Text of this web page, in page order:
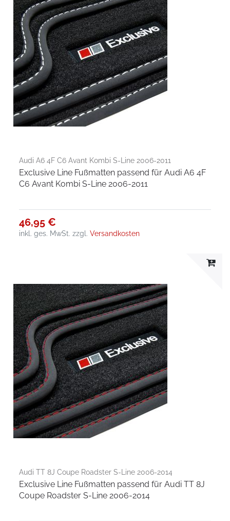
Audi A6 4F C6 Avant Kombi S-Line 2006-2011
Exclusive Line Fußmatten passend für Audi A6 4F
C6 Avant Kombi S-Line 2006-2011
46,95 €
inkl. ges. MwSt. zzgl.Versandkosten
Audi TT 8J Coupe Roadster S-Line 2006-2014
Exclusive Line Fußmatten passend für Audi TT 8J
Coupe Roadster S-Line 2006-2014